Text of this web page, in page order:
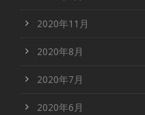
2020年11月
2020年8月
2020年7月
2020年6月